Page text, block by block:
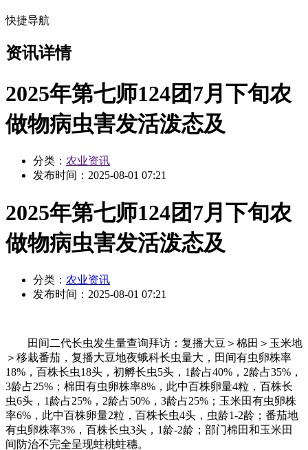
快捷导航
资讯详情
2025年第七师124团7月下旬农
做物病虫害发活泼态及
分类： 农业资讯
发布时间： 2025-08-01 07:21
2025年第七师124团7月下旬农
做物病虫害发活泼态及
分类： 农业资讯
发布时间： 2025-08-01 07:21
田间二代长虫发生量查询拜访：复播大豆＞棉田＞玉米地
＞移栽番茄，复播大豆地夜蛾科长虫量大，田间有虫卵株率
18%，百株长虫18头，初孵长虫5头，1龄占40%，2龄占35%，
3龄占25%；棉田有虫卵株率8%，此中百株卵量4粒，百株长
虫6头，1龄占25%，2龄占50%，3龄占25%；玉米田有虫卵株
率6%，此中百株卵量2粒，百株长虫4头，虫龄1-2龄；番茄地
有虫卵株率3%，百株长虫3头，1龄-2龄；部门棉田和玉米田
间防治不完全呈现蛀桃蛀穗。